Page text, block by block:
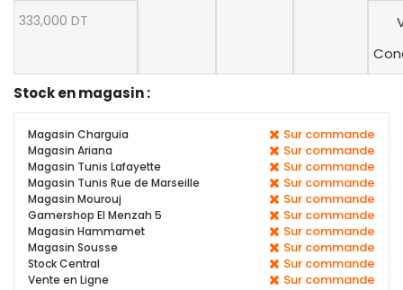
333,000 DT
Stock en magasin :
Magasin Charguia Sur commande
Magasin Ariana Sur commande
Magasin Tunis Lafayette Sur commande
Magasin Tunis Rue de Marseille Sur commande
Magasin Mourouj Sur commande
Gamershop El Menzah 5 Sur commande
Magasin Hammamet Sur commande
Magasin Sousse Sur commande
Stock Central Sur commande
Vente en Ligne Sur commande